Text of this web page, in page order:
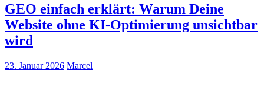
GEO einfach erklärt: Warum Deine
Website ohne KI-Optimierung unsichtbar
wird
23. Januar 2026 Marcel